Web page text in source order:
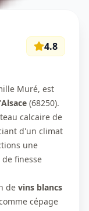
4.8
Muré, est
Alsace (68250).
calcaire de
d'un climat
une
finesse
de vins blancs
cépage